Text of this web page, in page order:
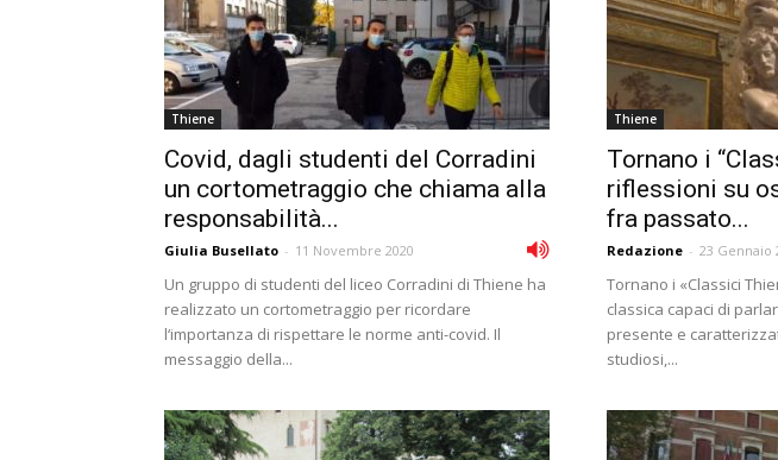
Thiene
Covid, dagli studenti del Corradini
un cortometraggio che chiama alla
responsabilità...
Giulia Busellato - 11 Novembre 2020
Un gruppo di studenti del liceo Corradini di Thiene ha
realizzato un cortometraggio per ricordare
l‘importanza di rispettare le norme anti-covid. Il
messaggio della...
Thiene
Tornano i
riflessioni su
fra passato...
Redazione - 23 Gennaio
Tornano i «Classici
classica capaci di
presente e
studiosi,...